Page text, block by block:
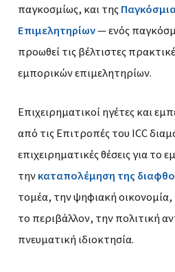
παγκοσμίως, και της
Επιμελητηρίων— ενός
προωθεί τις βέλτιστες
εμπορικών επιμελητηρίων.
Επιχειρηματικοί ηγέτες και
από τις Επιτροπές του ICC
επιχειρηματικές θέσεις για το
τηνκαταπολέμηση της
τομέα, την ψηφιακή οικονομία,
το περιβάλλον, την πολιτική
πνευματική ιδιοκτησία.